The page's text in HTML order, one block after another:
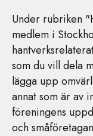
Under rubriken
medlem i
som du vill dela
lägga upp
annat som är av
föreningens
och